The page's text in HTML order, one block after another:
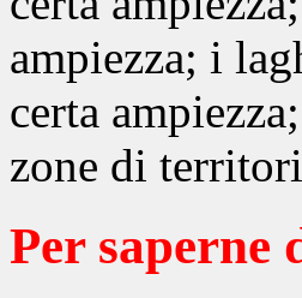
ampiezza; i
certa
zone di
Per saperne